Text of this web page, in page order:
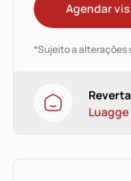
Agendar
*Sujeito a alterações